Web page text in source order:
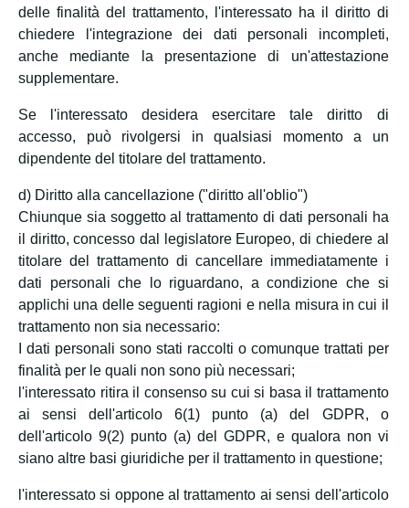
delle finalità del trattamento, l'interessato ha il diritto di
chiedere l'integrazione dei dati personali incompleti,
anche mediante la presentazione di un'attestazione
supplementare.
Se l'interessato desidera esercitare tale diritto di
accesso, può rivolgersi in qualsiasi momento a un
dipendente del titolare del trattamento.
d) Diritto alla cancellazione ("diritto all'oblio")
Chiunque sia soggetto al trattamento di dati personali ha
il diritto, concesso dal legislatore Europeo, di chiedere al
titolare del trattamento di cancellare immediatamente i
dati personali che lo riguardano, a condizione che si
applichi una delle seguenti ragioni e nella misura in cui il
trattamento non sia necessario:
I dati personali sono stati raccolti o comunque trattati per
finalità per le quali non sono più necessari;
l'interessato ritira il consenso su cui si basa il trattamento
ai sensi dell'articolo 6(1) punto (a) del GDPR, o
dell'articolo 9(2) punto (a) del GDPR, e qualora non vi
siano altre basi giuridiche per il trattamento in questione;
l'interessato si oppone al trattamento ai sensi dell'articolo